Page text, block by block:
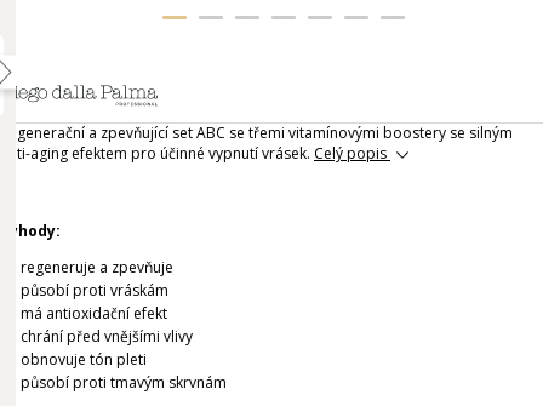
Regenerační a zpevňující set ABC se třemi vitamínovými boostery se silným
anti-aging efektem pro účinné vypnutí vrásek. Celý popis
Výhody:
regeneruje a zpevňuje
působí proti vráskám
má antioxidační efekt
chrání před vnějšími vlivy
obnovuje tón pleti
působí proti tmavým skrvnám